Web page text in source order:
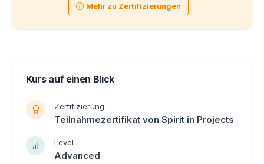
Mehr zu Zertifizierungen
Kurs auf einen Blick
Zertifizierung
Teilnahmezertifikat von Spirit in Projects
Level
Advanced